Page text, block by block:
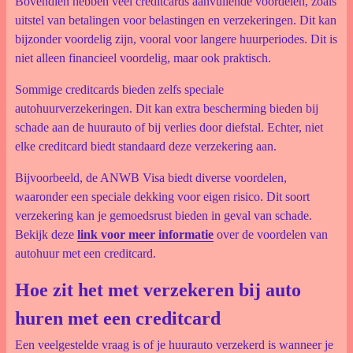
uitstel van betalingen voor belastingen en verzekeringen. Dit kan
bijzonder voordelig zijn, vooral voor langere huurperiodes. Dit is
niet alleen financieel voordelig, maar ook praktisch.
Sommige creditcards bieden zelfs speciale
autohuurverzekeringen. Dit kan extra bescherming bieden bij
schade aan de huurauto of bij verlies door diefstal. Echter, niet
elke creditcard biedt standaard deze verzekering aan.
Bijvoorbeeld, de ANWB Visa biedt diverse voordelen,
waaronder een speciale dekking voor eigen risico. Dit soort
verzekering kan je gemoedsrust bieden in geval van schade.
Bekijk deze link voor meer informatieover de voordelen van
autohuur met een creditcard.
Hoe zit het met verzekeren bij auto
huren met een creditcard
Een veelgestelde vraag is of je huurauto verzekerd is wanneer je